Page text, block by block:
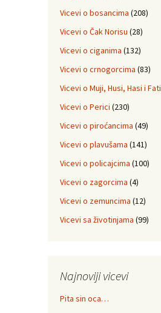
Vicevi o bosancima (208)
Vicevi o Čak Norisu (28)
Vicevi o ciganima (132)
Vicevi o crnogorcima (83)
Vicevi o Muji, Husi, Hasi i Fati
Vicevi o Perici (230)
Vicevi o piroćancima (49)
Vicevi o plavušama (141)
Vicevi o policajcima (100)
Vicevi o zagorcima (4)
Vicevi o zemuncima (12)
Vicevi sa životinjama (99)
Najnoviji vicevi
Pita sin oca…